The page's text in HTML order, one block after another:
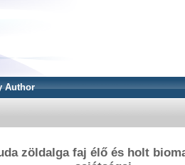
Author
zöldalga faj élő és holt